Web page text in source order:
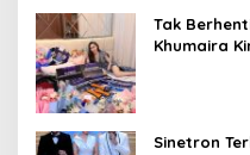
Tak
Khumaira
Sinetron